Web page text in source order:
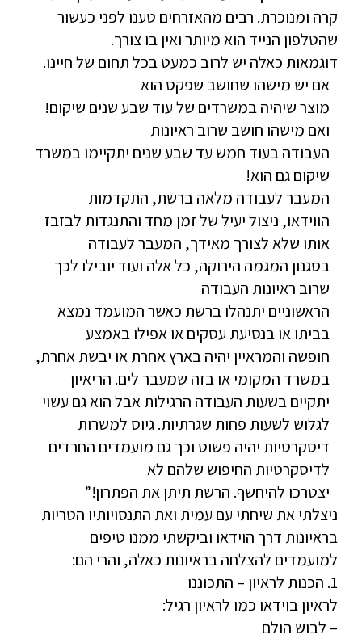
קרה ומנוכרת. רבים מהאזרחים טענו לפני כעשור
שהטלפון הנייד הוא מיותר ואין בו צורך.
דוגמאות כאלה יש לרוב כמעט בכל תחום של חיינו.
אם יש מישהו שחושב שפקס הוא
מוצר שיהיה במשרדים של עוד שבע שנים שיקום!
ואם מישהו חושב שרוב ראיונות
העבודה בעוד חמש עד שבע שנים יתקיימו במשרד
שיקום גם הוא!
המעבר לעבודה מלאה ברשת, התקדמות
הווידאו, ניצול יעיל של זמן מחד והתנגדות לבזבז
אותו שלא לצורך מאידך, המעבר לעבודה
בסגנון המגמה הירוקה, כל אלה ועוד יובילו לכך
שרוב ראיונות העבודה
הראשוניים יתנהלו ברשת כאשר המועמד נמצא
בביתו או בנסיעת עסקים או אפילו באמצע
חופשה והמראיין יהיה בארץ אחרת או יבשת אחרת,
במשרד המקומי או בזה שמעבר לים. הריאיון
יתקיים בשעות העבודה הרגילות אבל הוא גם עשוי
לגלוש לשעות פחות שגרתיות. גיוס למשרות
דיסקרטיות יהיה פשוט וכך גם מועמדים החרדים
לדיסקרטיות החיפוש שלהם לא
יצטרכו להיחשף. הרשת תיתן את הפתרון!”
ניצלתי את שיחתי עם עמית ואת התנסויותיו הטריות
בראיונות דרך הוידאו וביקשתי ממנו טיפים
למועמדים להצלחה בראיונות כאלה, והרי הם:
1. הכנות לראיון – התכוננו
לראיון בוידאו כמו לראיון רגיל:
– לבוש הולם